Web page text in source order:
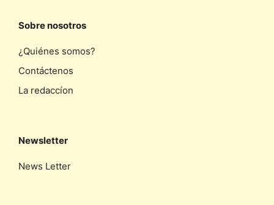
Sobre nosotros
¿Quiénes somos?
Contáctenos
La redaccíon
Newsletter
News Letter